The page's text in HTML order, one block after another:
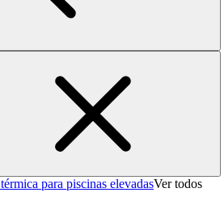
para piscinas elevadasVer todos